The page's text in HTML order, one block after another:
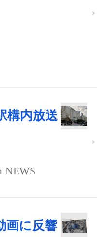
構内放送
NEWS
画に反響